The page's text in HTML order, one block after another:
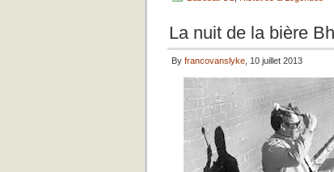
La nuit de la bière
By francovanslyke , 10 juillet 2013